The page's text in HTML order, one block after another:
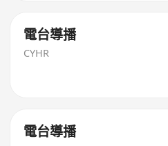
電台導播
CYHR
電台導播